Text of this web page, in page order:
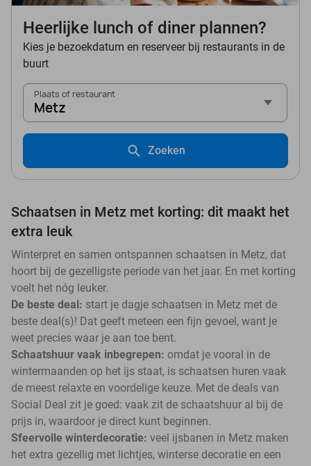
Heerlijke lunch of diner plannen?
Kies je bezoekdatum en reserveer bij restaurants in de
buurt
Plaats of restaurant
Metz
Zoeken
Schaatsen in Metz met korting: dit maakt het
extra leuk
Winterpret en samen ontspannen schaatsen in Metz, dat
hoort bij de gezelligste periode van het jaar. En met korting
voelt het nóg leuker.
De beste deal: start je dagje schaatsen in Metz met de
beste deal(s)! Dat geeft meteen een fijn gevoel, want je
weet precies waar je aan toe bent.
Schaatshuur vaak inbegrepen: omdat je vooral in de
wintermaanden op het ijs staat, is schaatsen huren vaak
de meest relaxte en voordelige keuze. Met de deals van
Social Deal zit je goed: vaak zit de schaatshuur al bij de
prijs in, waardoor je direct kunt beginnen.
Sfeervolle winterdecoratie: veel ijsbanen in Metz maken
het extra gezellig met lichtjes, winterse decoratie en een